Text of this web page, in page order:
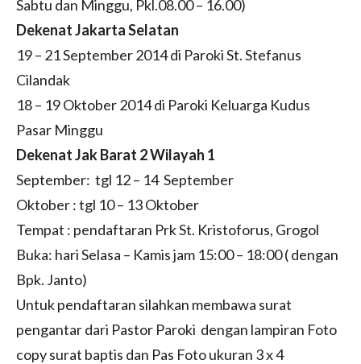
Sabtu dan Minggu, Pkl.08.00 – 16.00)
Dekenat Jakarta Selatan
19 – 21 September 2014 di Paroki St. Stefanus
Cilandak
18 – 19 Oktober 2014 di Paroki Keluarga Kudus
Pasar Minggu
Dekenat Jak Barat 2 Wilayah 1
September: tgl 12 – 14 September
Oktober : tgl 10 – 13 Oktober
Tempat : pendaftaran Prk St. Kristoforus, Grogol
Buka: hari Selasa – Kamis jam 15:00 – 18:00 ( dengan
Bpk. Janto)
Untuk pendaftaran silahkan membawa surat
pengantar dari Pastor Paroki dengan lampiran Foto
copy surat baptis dan Pas Foto ukuran 3 x 4